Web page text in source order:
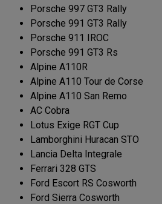
Porsche 997 GT3 Rally
Porsche 991 GT3 Rally
Porsche 911 IROC
Porsche 991 GT3 Rs
Alpine A110R
Alpine A110 Tour de Corse
Alpine A110 San Remo
AC Cobra
Lotus Exige RGT Cup
Lamborghini Huracan STO
Lancia Delta Integrale
Ferrari 328 GTS
Ford Escort RS Cosworth
Ford Sierra Cosworth